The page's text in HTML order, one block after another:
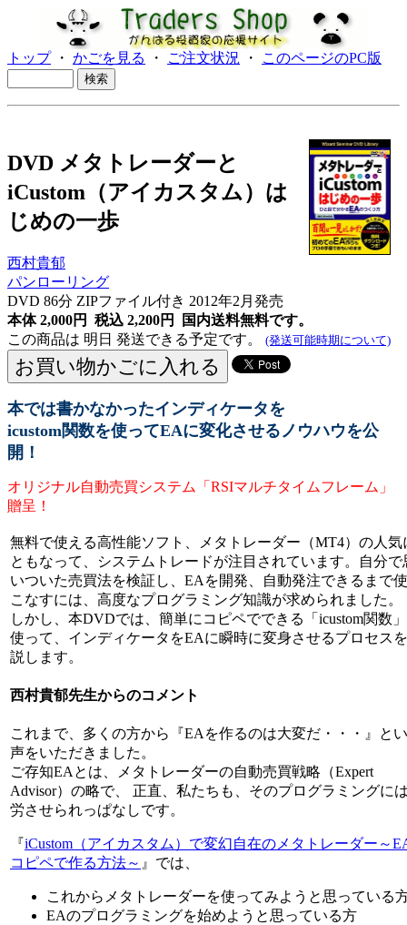
トップ・ かごを見る ・ ご注文状況 ・ このページのPC版
DVD メタトレーダーと
iCustom（アイカスタム）は
じめの一歩
西村貴郁
パンローリング
DVD 86分 ZIPファイル付き 2012年2月発売
本体 2,000円 税込 2,200円
国内送料無料です。
この商品は 明日 発送できる予定です。 (発送可能時期について)
本では書かなかったインディケータを
icustom関数を使ってEAに変化させるノウハウを公
開！
オリジナル自動売買システム「RSIマルチタイムフレーム」
贈呈！
無料で使える高性能ソフト、メタトレーダー（MT4）の人気
ともなって、システムトレードが注目されています。自分で
いついた売買法を検証し、EAを開発、自動発注できるまで
こなすには、高度なプログラミング知識が求められました。
しかし、本DVDでは、簡単にコピペでできる「icustom関数
使って、インディケータをEAに瞬時に変身させるプロセス
説します。
西村貴郁先生からのコメント
これまで、多くの方から『EAを作るのは大変だ・・・』と
声をいただきました。
ご存知EAとは、メタトレーダーの自動売買戦略（Expert
Advisor）の略で、 正直、私たちも、そのプログラミングに
労させられっぱなしです。
『 iCustom（アイカスタム）で変幻自在のメタトレーダー～
コピペで作る方法～ 』では、
これからメタトレーダーを使ってみようと思っている
EAのプログラミングを始めようと思っている方